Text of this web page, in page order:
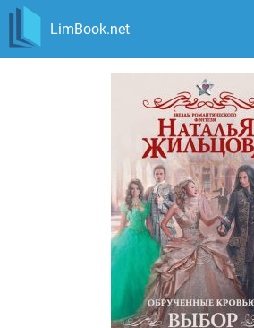
LimBook.net